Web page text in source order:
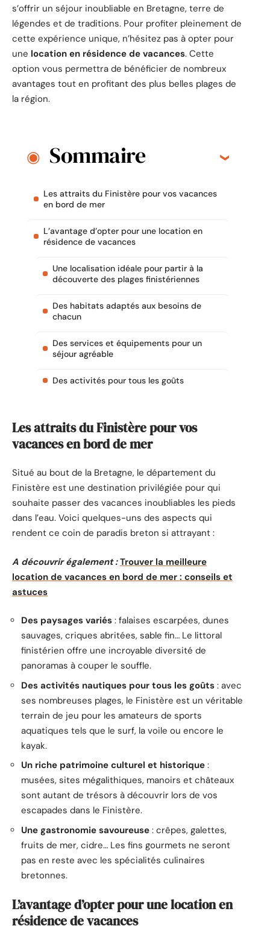
s’offrir un séjour inoubliable en Bretagne, terre de
légendes et de traditions. Pour profiter pleinement de
cette expérience unique, n’hésitez pas à opter pour
une location en résidence de vacances. Cette
option vous permettra de bénéficier de nombreux
avantages tout en profitant des plus belles plages de
la région.
Sommaire
Les attraits du Finistère pour vos vacances
en bord de mer
L’avantage d’opter pour une location en
résidence de vacances
Une localisation idéale pour partir à la
découverte des plages finistériennes
Des habitats adaptés aux besoins de
chacun
Des services et équipements pour un
séjour agréable
Des activités pour tous les goûts
Les attraits du Finistère pour vos
vacances en bord de mer
Situé au bout de la Bretagne, le département du
Finistère est une destination privilégiée pour qui
souhaite passer des vacances inoubliables les pieds
dans l’eau. Voici quelques-uns des aspects qui
rendent ce coin de paradis breton si attrayant :
A découvrir également : Trouver la meilleure
location de vacances en bord de mer : conseils et
astuces
Des paysages variés : falaises escarpées, dunes
sauvages, criques abritées, sable fin… Le littoral
finistérien offre une incroyable diversité de
panoramas à couper le souffle.
Des activités nautiques pour tous les goûts : avec
ses nombreuses plages, le Finistère est un véritable
terrain de jeu pour les amateurs de sports
aquatiques tels que le surf, la voile ou encore le
kayak.
Un riche patrimoine culturel et historique :
musées, sites mégalithiques, manoirs et châteaux
sont autant de trésors à découvrir lors de vos
escapades dans le Finistère.
Une gastronomie savoureuse : crêpes, galettes,
fruits de mer, cidre… Les fins gourmets ne seront
pas en reste avec les spécialités culinaires
bretonnes.
L’avantage d’opter pour une location en
résidence de vacances